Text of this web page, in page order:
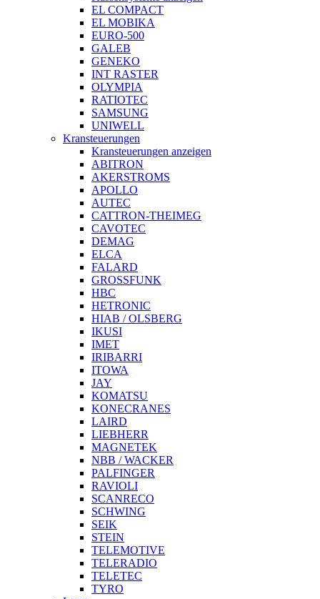
EL COMPACT
EL MOBIKA
EURO-500
GALEB
GENEKO
INT RASTER
OLYMPIA
RATIOTEC
SAMSUNG
UNIWELL
Kransteuerungen
Kransteuerungen anzeigen
ABITRON
AKERSTROMS
APOLLO
AUTEC
CATTRON-THEIMEG
CAVOTEC
DEMAG
ELCA
FALARD
GROSSFUNK
HBC
HETRONIC
HIAB / OLSBERG
IKUSI
IMET
IRIBARRI
ITOWA
JAY
KOMATSU
KONECRANES
LAIRD
LIEBHERR
MAGNETEK
NBB / WACKER
PALFINGER
RAVIOLI
SCANRECO
SCHWING
SEIK
STEIN
TELEMOTIVE
TELERADIO
TELETEC
TYRO